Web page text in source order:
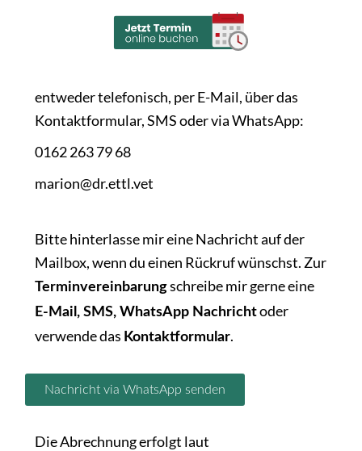
entweder telefonisch, per E-Mail, über das
Kontaktformular, SMS oder via WhatsApp:
0162 263 79 68
marion@dr.ettl.vet
Bitte hinterlasse mir eine Nachricht auf der
Mailbox, wenn du einen Rückruf wünschst. Zur
Terminvereinbarungschreibe mir gerne eine
E-Mail, SMS, WhatsApp Nachrichtoder
verwende das Kontaktformular.
Nachricht via WhatsApp senden
Die Abrechnung erfolgt laut